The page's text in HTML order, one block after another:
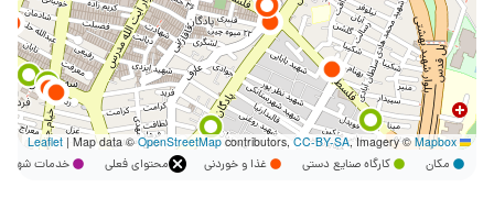
Leaflet
| Map data ©OpenStreetMapcontributors, CC-BY-SA, Imagery © Mapbox
مکان کارگاه صنایع دستی غذا و خوردنی محتوای فعلی خدمات